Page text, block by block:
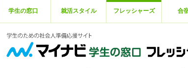
学生の窓口 就活スタイル フレッシャーズ 合